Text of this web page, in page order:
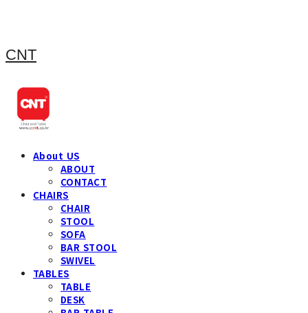
CNT
About US
ABOUT
CONTACT
CHAIRS
CHAIR
STOOL
SOFA
BAR STOOL
SWIVEL
TABLES
TABLE
DESK